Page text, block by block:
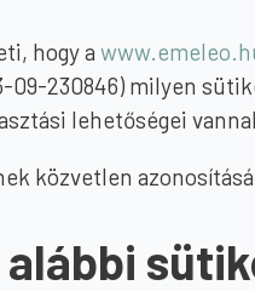
hogy a
09-230846) milyen
lehetőségei
közvetlen